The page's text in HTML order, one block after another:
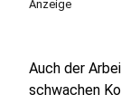
Anzeige
Auch der
schwachen